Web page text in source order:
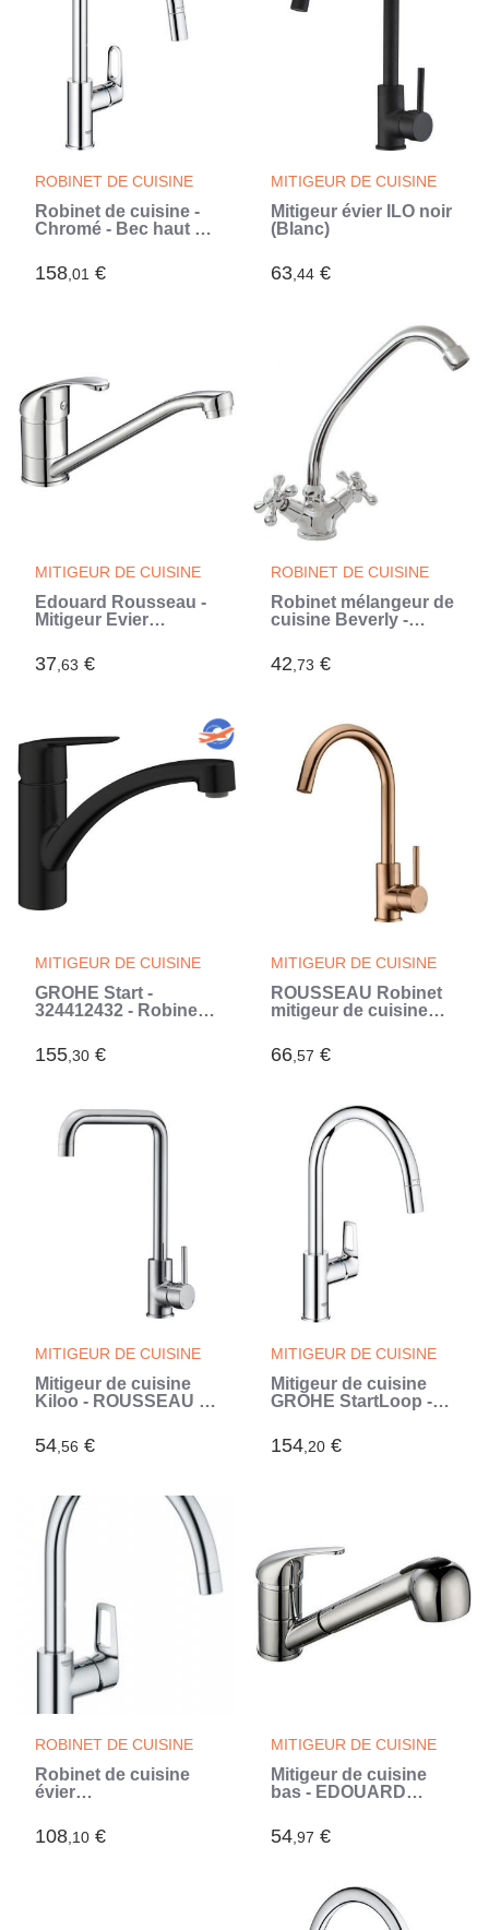
ROBINET DE CUISINE
Robinet de cuisine -
Chromé - Bec haut en
extractible - Rotation
360° - Limiteur de
158,01 €
MITIGEUR DE CUISINE
Mitigeur évier ILO noir
(Blanc)
63,44 €
MITIGEUR DE CUISINE
Edouard Rousseau -
Mitigeur Evier
(Gris)
37,63 €
ROBINET DE CUISINE
Robinet mélangeur de
cuisine Beverly -
douchette - Style rétro
- Économie d'eau
42,73 €
MITIGEUR DE CUISINE
GROHE Start -
324412432 - Robinet
monocommande
évier - Noir mat - Bec
155,30 €
MITIGEUR DE CUISINE
ROUSSEAU Robinet
mitigeur de cuisine
douchette - Or rose
(Rose)
66,57 €
MITIGEUR DE CUISINE
Mitigeur de cuisine
Kiloo - ROUSSEAU -
chromé - Style
moderne - Économie
54,56 €
MITIGEUR DE CUISINE
Mitigeur de cuisine
GROHE StartLoop -
C - Mousseur
extractible - 30556000
154,20 €
ROBINET DE CUISINE
Robinet de cuisine
évier
BAULOOP bec haut
pivotant - GROHE
108,10 €
MITIGEUR DE CUISINE
Mitigeur de cuisine
bas - EDOUARD
Inox (Gris)
54,97 €